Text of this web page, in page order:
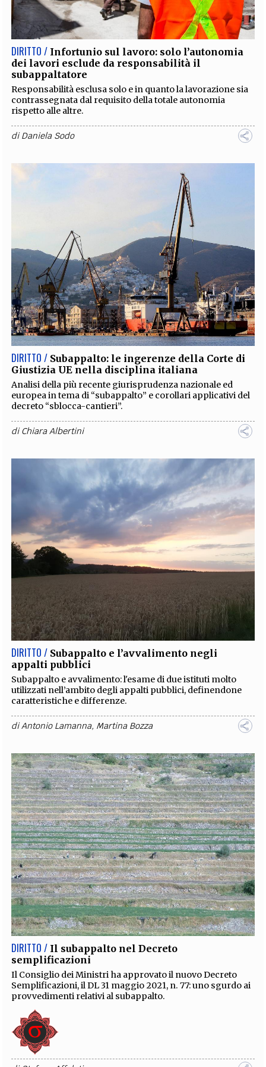
EXTRA
CODICI RUBRICHE LIBRI PROCEEDINGS PUBBLICITÀ CONTATTI
SOCIAL MEDIA
DIRITTO / Infortunio sul lavoro: solo l’autonomia
dei lavori esclude da responsabilità il
subappaltatore
Responsabilità esclusa solo e in quanto la lavorazione sia
contrassegnata dal requisito della totale autonomia
rispetto alle altre.
diDaniela Sodo
DIRITTO / Subappalto: le ingerenze della Corte di
Giustizia UE nella disciplina italiana
Analisi della più recente giurisprudenza nazionale ed
europea in tema di “subappalto” e corollari applicativi del
decreto “sblocca-cantieri”.
diChiara Albertini
DIRITTO / Subappalto e l’avvalimento negli
appalti pubblici
Subappalto e avvalimento: l'esame di due istituti molto
utilizzati nell’ambito degli appalti pubblici, definendone
caratteristiche e differenze.
diAntonio Lamanna, Martina Bozza
DIRITTO / Il subappalto nel Decreto
semplificazioni
Il Consiglio dei Ministri ha approvato il nuovo Decreto
Semplificazioni, il DL 31 maggio 2021, n. 77: uno sgurdo ai
provvedimenti relativi al subappalto.